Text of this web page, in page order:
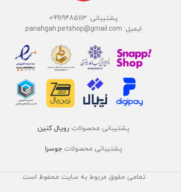
پشتیبانی: 09919485113
ایمیل: panahgah.petshop@gmail.com
پشتیبانی محصولات رویال کنین
پشتیبانی محصولاتجوسرا
تمامی حقوق مربوط به سایت محفوظ است.